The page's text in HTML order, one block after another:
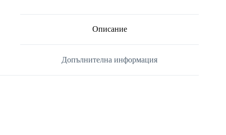
Описание
Допълнителна информация